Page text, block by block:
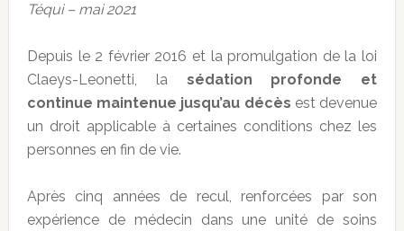
Téqui – mai 2021
Depuis le 2 février 2016 et la promulgation de la loi
Claeys-Leonetti, la sédation profonde et
continue maintenue jusqu’au décès est devenue
un droit applicable à certaines conditions chez les
personnes en fin de vie.
Après cinq années de recul, renforcées par son
expérience de médecin dans une unité de soins